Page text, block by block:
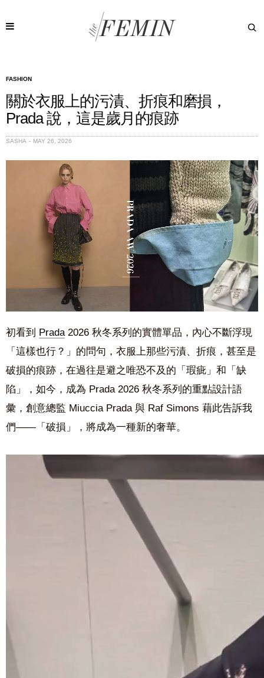
FASHION
關於衣服上的污漬、折痕和磨損，
Prada 說，這是歲月的痕跡
SASHA MAY 26, 2026
初看到 Prada2026 秋冬系列的實體單品，內心不斷浮現
「這樣也行？」的問句，衣服上那些污漬、折痕，甚至是
破損的痕跡，在過往是避之唯恐不及的「瑕疵」和「缺
陷」，如今，成為 Prada 2026 秋冬系列的重點設計語
彙，創意總監 Miuccia Prada 與 Raf Simons 藉此告訴我
們——「破損」，將成為一種新的奢華。